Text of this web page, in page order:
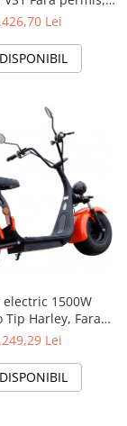
viteza maxima 25
74Km
Lei
1500W
Tip Harley, Fara
Voltarom SE-03
Lei